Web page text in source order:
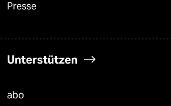
Presse
Unterstützen
abo